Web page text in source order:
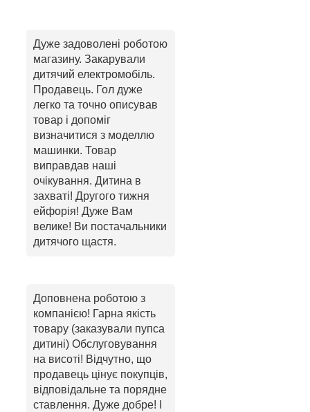
Дуже задоволені роботою
магазину. Закарували
дитячий електромобіль.
Продавець. Гол дуже
легко та точно описував
товар і допоміг
визначитися з моделлю
машинки. Товар
виправдав наші
очікування. Дитина в
захваті! Другого тижня
ейфорія! Дуже Вам
велике! Ви постачальники
дитячого щастя.
Доповнена роботою з
компанією! Гарна якість
товару (заказували пупса
дитині) Обслуговування
на висоті! Відчутно, що
продавець цінує покупців,
відповідальне та порядне
ставлення. Дуже добре! І